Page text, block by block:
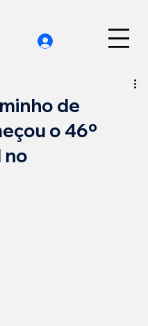
de
o 46º
no